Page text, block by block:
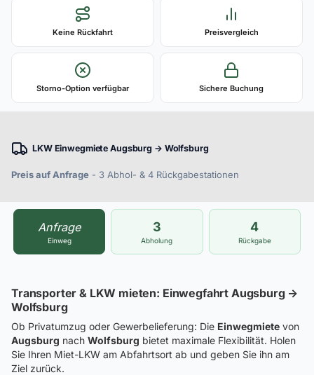
Keine Rückfahrt Preisvergleich
Storno-Option verfügbar Sichere Buchung
LKW Einwegmiete Augsburg → Wolfsburg
Preis auf Anfrage - 3 Abhol- & 4 Rückgabestationen
Anfrage
Einweg
3
Abholung
4
Rückgabe
Transporter & LKW mieten: Einwegfahrt Augsburg →
Wolfsburg
Ob Privatumzug oder Gewerbelieferung: Die Einwegmiete von
Augsburg nach Wolfsburg bietet maximale Flexibilität. Holen
Sie Ihren Miet-LKW am Abfahrtsort ab und geben Sie ihn am
Ziel zurück.